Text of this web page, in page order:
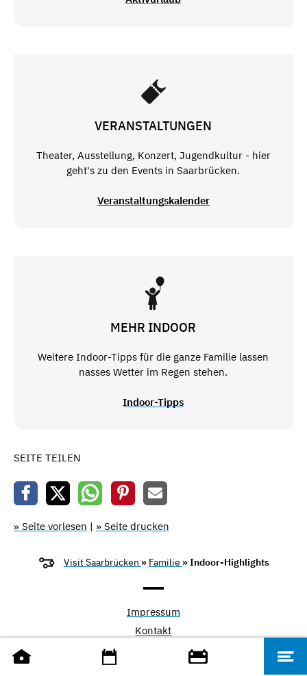
VERANSTALTUNGEN
Theater, Ausstellung, Konzert, Jugendkultur - hier
geht's zu den Events in Saarbrücken.
Veranstaltungskalender
MEHR INDOOR
Weitere Indoor-Tipps für die ganze Familie lassen
nasses Wetter im Regen stehen.
Indoor-Tipps
SEITE TEILEN
» Seite vorlesen | » Seite drucken
Visit Saarbrücken » Familie » Indoor-Highlights
Impressum
Kontakt
Datenschutzerklärung
Erklärung zur Barrierefreiheit